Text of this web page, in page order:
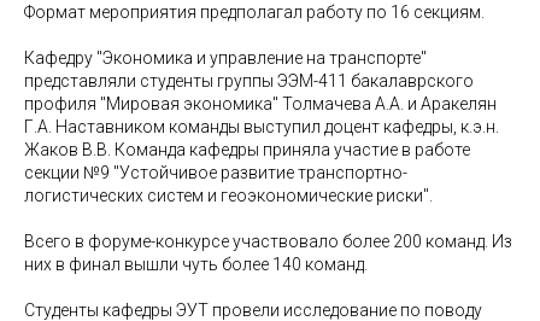
Формат мероприятия предполагал работу по 16 секциям.
Кафедру "Экономика и управление на транспорте"
представляли студенты группы ЭЭМ-411 бакалаврского
профиля "Мировая экономика" Толмачева А.А. и Аракелян
Г.А. Наставником команды выступил доцент кафедры, к.э.н.
Жаков В.В. Команда кафедры приняла участие в работе
секции №9 "Устойчивое развитие транспортно-
логистических систем и геоэкономические риски".
Всего в форуме-конкурсе участвовало более 200 команд. Из
них в финал вышли чуть более 140 команд.
Студенты кафедры ЭУТ провели исследование по поводу